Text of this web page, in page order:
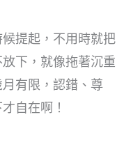
提起，不用時就把
下，就像拖著沉重
有限，認錯、尊
自在啊！